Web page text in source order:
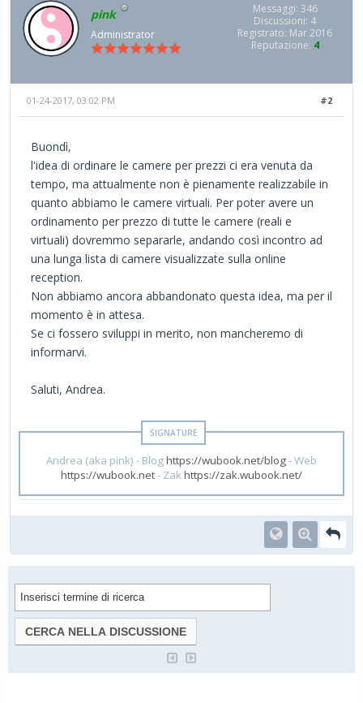
pink
Administrator
Messaggi: 346
Discussioni: 4
Registrato: Mar 2016
Reputazione: 4
#2
01-24-2017, 03:02 PM
Buondì,
l'idea di ordinare le camere per prezzi ci era venuta da
tempo, ma attualmente non è pienamente realizzabile in
quanto abbiamo le camere virtuali. Per poter avere un
ordinamento per prezzo di tutte le camere (reali e
virtuali) dovremmo separarle, andando così incontro ad
una lunga lista di camere visualizzate sulla online
reception.
Non abbiamo ancora abbandonato questa idea, ma per il
momento è in attesa.
Se ci fossero sviluppi in merito, non mancheremo di
informarvi.
Saluti, Andrea.
Andrea (aka pink) - Bloghttps://wubook.net/blog- Web
https://wubook.net- Zakhttps://zak.wubook.net/